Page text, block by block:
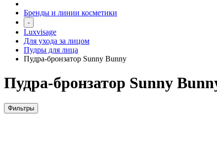
Бренды и линии косметики
-
Luxvisage
Для ухода за лицом
Пудры для лица
Пудра-бронзатор Sunny Bunny
Пудра-бронзатор Sunny
Фильтры